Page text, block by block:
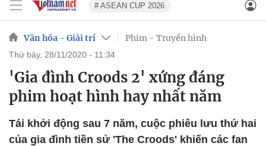
# ASEAN CUP 2026
Văn hóa - Giải trí Phim - Truyền hình
thứ bảy, 28/11/2020 - 11:34
'Gia đình Croods 2' xứng đáng
phim hoạt hình hay nhất năm
Tái khởi động sau 7 năm, cuộc phiêu lưu thứ hai
của gia đình tiền sử 'The Croods' khiến các fan